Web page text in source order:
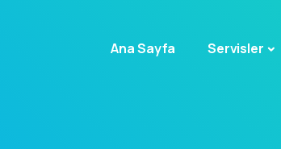
Ana Sayfa Servisler